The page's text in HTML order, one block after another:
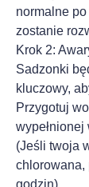
normalne po
zostanie
Krok 2:
Sadzonki
kluczowy,
Przygotuj
(Jeśli twoja
chlorowana,
godzin).